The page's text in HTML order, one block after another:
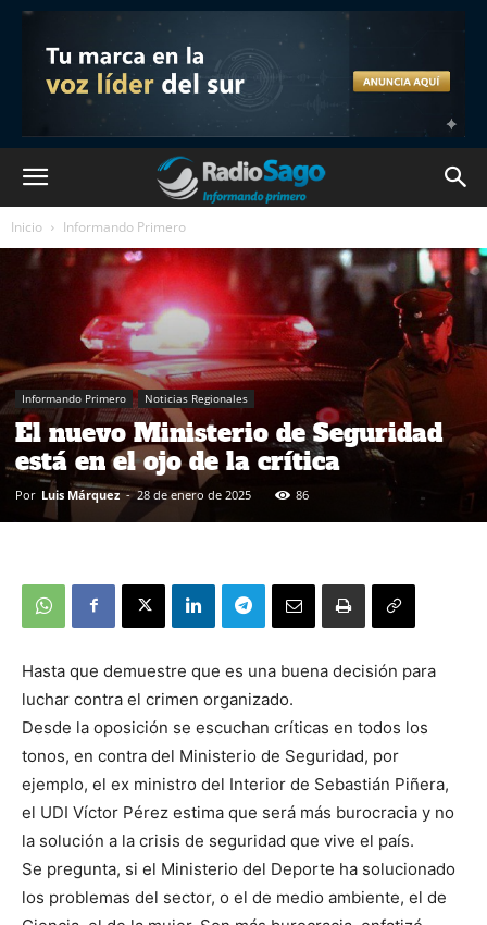
Inicio Informando Primero
Informando Primero Noticias Regionales
El nuevo Ministerio de Seguridad
está en el ojo de la crítica
Por Luis Márquez - 28 de enero de 2025 86
Hasta que demuestre que es una buena decisión para
luchar contra el crimen organizado.
Desde la oposición se escuchan críticas en todos los
tonos, en contra del Ministerio de Seguridad, por
ejemplo, el ex ministro del Interior de Sebastián Piñera,
el UDI Víctor Pérez estima que será más burocracia y no
la solución a la crisis de seguridad que vive el país.
Se pregunta, si el Ministerio del Deporte ha solucionado
los problemas del sector, o el de medio ambiente, el de